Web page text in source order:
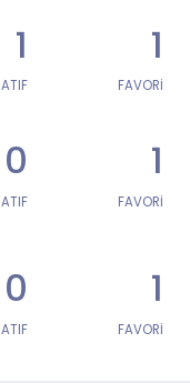
1
ATIF
1
FAVORİ
0
ATIF
1
FAVORİ
0
ATIF
1
FAVORİ